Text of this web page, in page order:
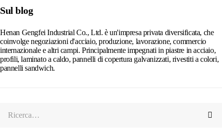
Sul blog
Henan Gengfei Industrial Co., Ltd. è un'impresa privata diversificata, che
coinvolge negoziazioni d'acciaio, produzione, lavorazione, commercio
internazionale e altri campi. Principalmente impegnati in piastre in acciaio,
profili, laminato a caldo, pannelli di copertura galvanizzati, rivestiti a colori,
pannelli sandwich.